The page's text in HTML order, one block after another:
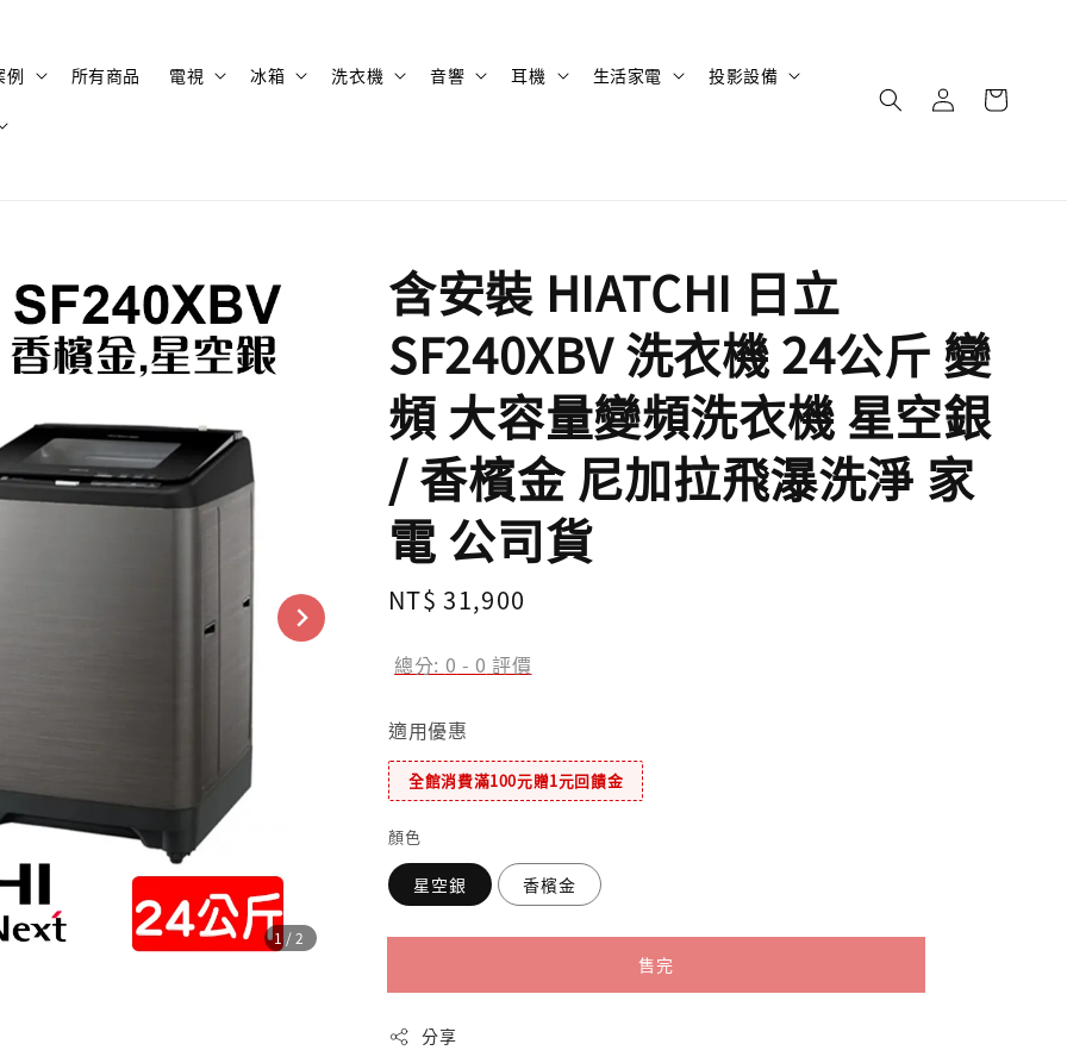
例 所有商品 電視 冰箱 洗衣機 音響 耳機 生活家電 投影設備
1 /2
含安裝 HIATCHI 日立
SF240XBV 洗衣機 24公斤 變
頻 大容量變頻洗衣機 星空銀
/ 香檳金 尼加拉飛瀑洗淨 家
電 公司貨
Regular
NT$ 31,900
總分: 0 - 0 評價
適用優惠
全館消費滿100元贈1元回饋金
顏色
星空銀 香檳金
售完
分享